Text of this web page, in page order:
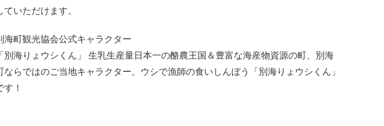
宍粟市
ていただけます。
海町観光協会公式キャラクター
「別海りょウシくん」 生乳生産量日本一の酪農王国＆豊富な海産物資源の町、別海
ならではのご当地キャラクター。ウシで漁師の食いしんぼう「別海りょウシくん」
す！